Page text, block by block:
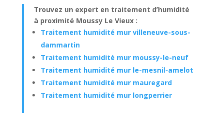
Trouvez un expert en traitement d’humidité
à proximité Moussy Le Vieux :
Traitement humidité mur villeneuve-sous-
dammartin
Traitement humidité mur moussy-le-neuf
Traitement humidité mur le-mesnil-amelot
Traitement humidité mur mauregard
Traitement humidité mur longperrier